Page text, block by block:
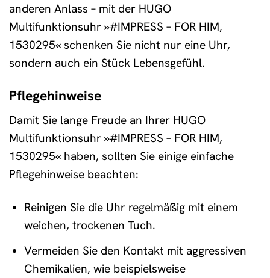
anderen Anlass – mit der HUGO
Multifunktionsuhr »#IMPRESS – FOR HIM,
1530295« schenken Sie nicht nur eine Uhr,
sondern auch ein Stück Lebensgefühl.
Pflegehinweise
Damit Sie lange Freude an Ihrer HUGO
Multifunktionsuhr »#IMPRESS – FOR HIM,
1530295« haben, sollten Sie einige einfache
Pflegehinweise beachten:
Reinigen Sie die Uhr regelmäßig mit einem
weichen, trockenen Tuch.
Vermeiden Sie den Kontakt mit aggressiven
Chemikalien, wie beispielsweise